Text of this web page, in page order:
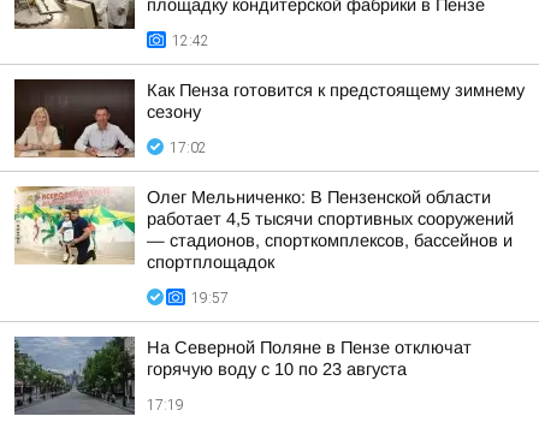
площадку кондитерской фабрики в Пензе
12:42
Как Пенза готовится к предстоящему зимнему
сезону
17:02
Олег Мельниченко: В Пензенской области
работает 4,5 тысячи спортивных сооружений
— стадионов, спорткомплексов, бассейнов и
спортплощадок
19:57
На Северной Поляне в Пензе отключат
горячую воду с 10 по 23 августа
17:19